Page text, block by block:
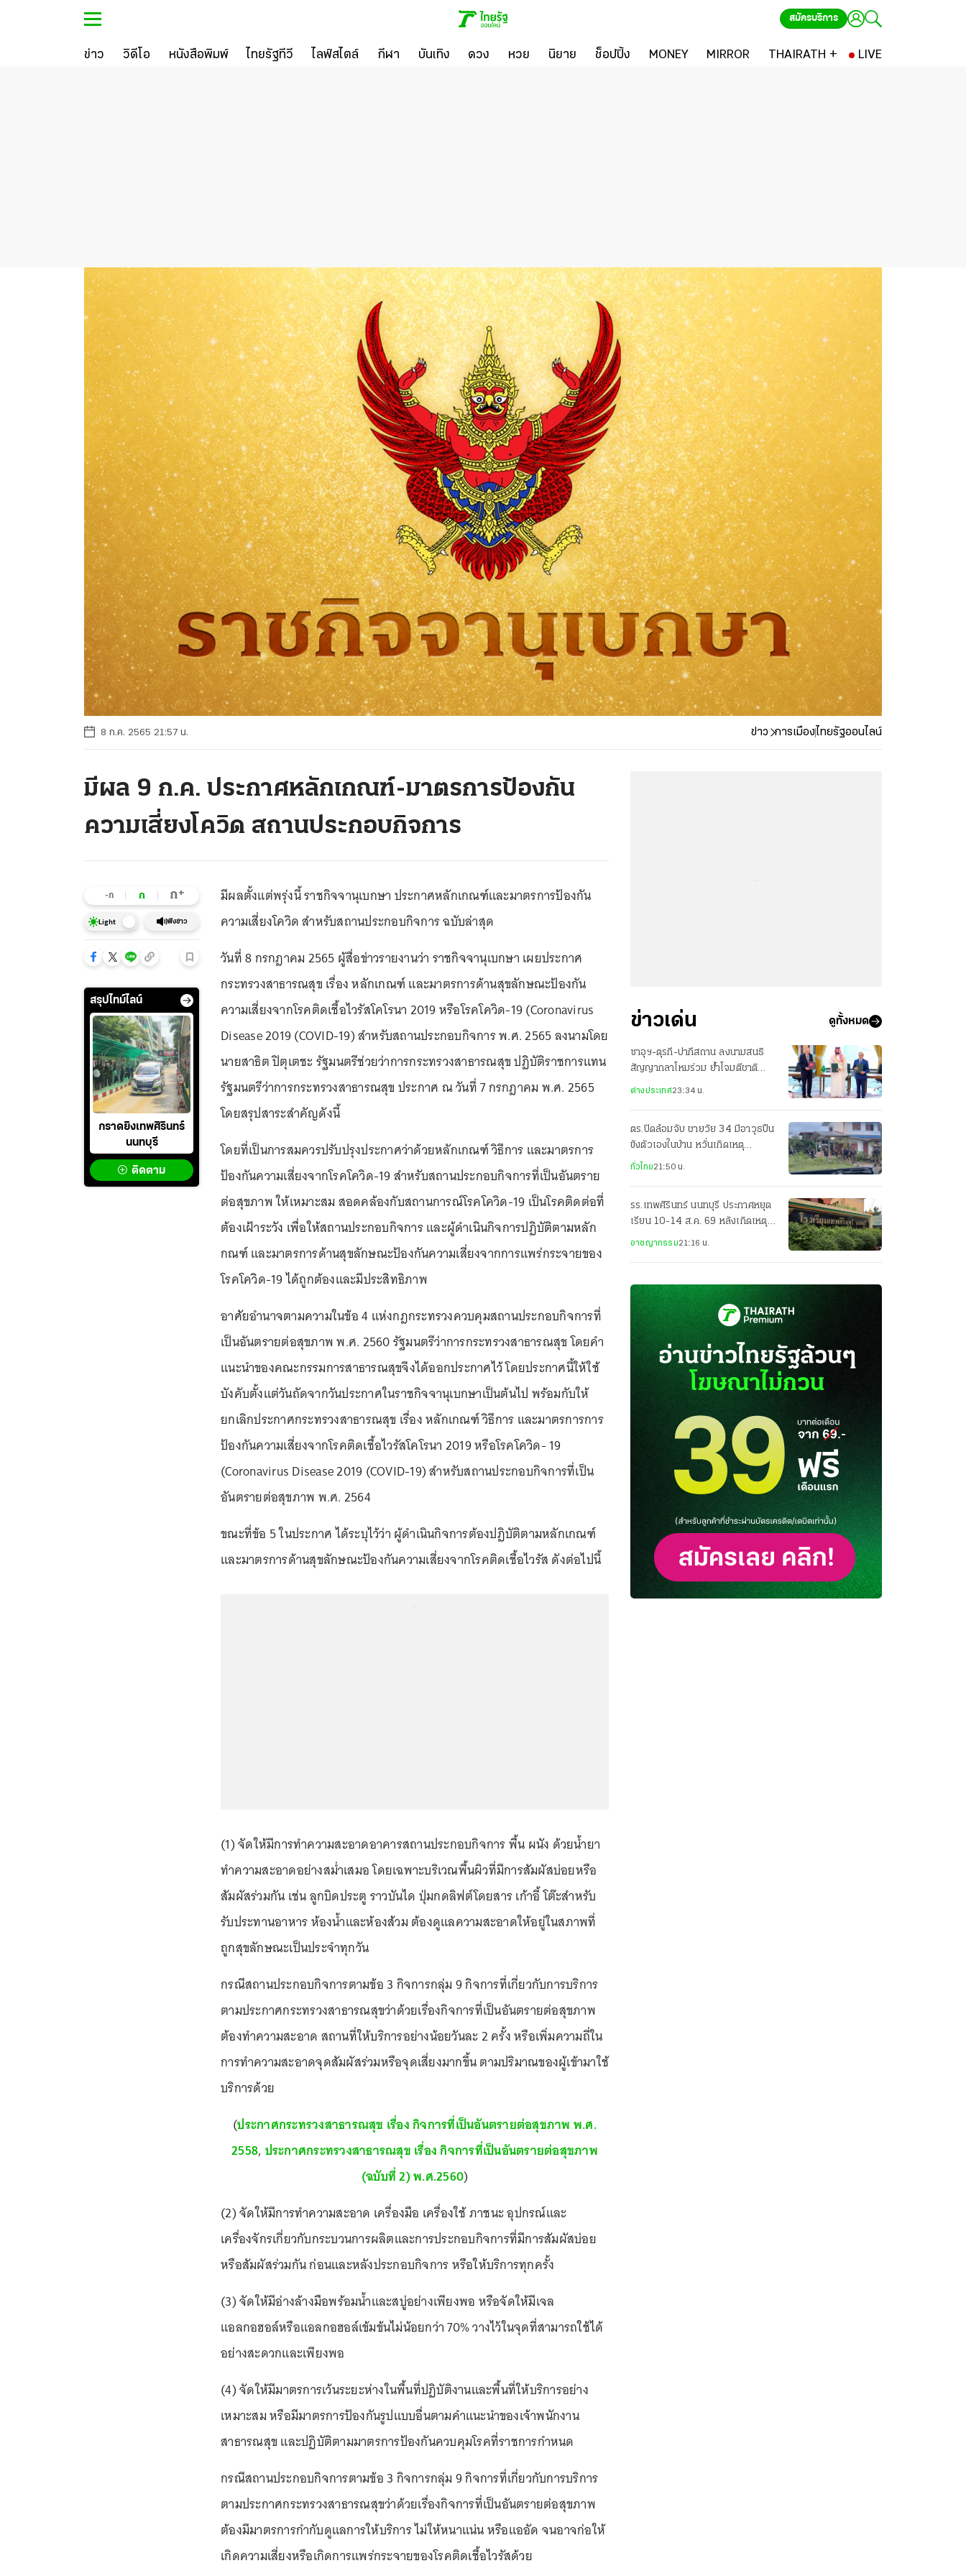
สมัครบริการ
ข่าว วิดีโอ หนังสือพิมพ์ ไทยรัฐทีวี ไลฟ์สไตล์ กีฬา บันเทิง ดวง หวย นิยาย ช็อปปิ้ง MONEY MIRROR THAIRATH + LIVE
8 ก.ค. 2565 21:57 น. ข่าว การเมืองไทยรัฐออนไลน์
มีผล 9 ก.ค. ประกาศหลักเกณฑ์-มาตรการป้องกัน
ความเสี่ยงโควิด สถานประกอบกิจการ
-ก ก ก+
Light ฟังข่าว
สรุปไทม์ไลน์
กราดยิงเทพศิรินทร์
นนทบุรี
ติดตาม
มีผลตั้งแต่พรุ่งนี้ ราชกิจจานุเบกษา ประกาศหลักเกณฑ์และมาตรการป้องกัน
ความเสี่ยงโควิด สำหรับสถานประกอบกิจการ ฉบับล่าสุด
วันที่ 8 กรกฎาคม 2565 ผู้สื่อข่าวรายงานว่า ราชกิจจานุเบกษา เผยประกาศ
กระทรวงสาธารณสุข เรื่อง หลักเกณฑ์ และมาตรการด้านสุขลักษณะป้องกัน
ความเสี่ยงจากโรคติดเชื้อไวรัสโคโรนา 2019 หรือโรคโควิด-19 (Coronavirus
Disease 2019 (COVID-19) สำหรับสถานประกอบกิจการ พ.ศ. 2565 ลงนามโดย
นายสาธิต ปิตุเตชะ รัฐมนตรีช่วยว่าการกระทรวงสาธารณสุข ปฏิบัติราชการแทน
รัฐมนตรีว่าการกระทรวงสาธารณสุข ประกาศ ณ วันที่ 7 กรกฎาคม พ.ศ. 2565
โดยสรุปสาระสำคัญดังนี้
โดยที่เป็นการสมควรปรับปรุงประกาศว่าด้วยหลักเกณฑ์ วิธีการ และมาตรการ
ป้องกันความเสี่ยงจากโรคโควิด-19 สำหรับสถานประกอบกิจการที่เป็นอันตราย
ต่อสุขภาพ ให้เหมาะสม สอดคล้องกับสถานการณ์โรคโควิด-19 เป็นโรคติดต่อที่
ต้องเฝ้าระวัง เพื่อให้สถานประกอบกิจการ และผู้ดำเนินกิจการปฏิบัติตามหลัก
กณฑ์ และมาตรการด้านสุขลักษณะป้องกันความเสี่ยงจากการแพร่กระจายของ
โรคโควิด-19 ได้ถูกต้องและมีประสิทธิภาพ
อาศัยอำนาจตามความในข้อ 4 แห่งกฎกระทรวงควบคุมสถานประกอบกิจการที่
เป็นอันตรายต่อสุขภาพ พ.ศ. 2560 รัฐมนตรีว่าการกระทรวงสาธารณสุข โดยคำ
แนะนำของคณะกรรมการสาธารณสุขจึงได้ออกประกาศไว้ โดยประกาศนี้ให้ใช้
บังคับตั้งแต่วันถัดจากวันประกาศในราชกิจจานุเบกษาเป็นต้นไป พร้อมกับให้
ยกเลิกประกาศกระทรวงสาธารณสุข เรื่อง หลักเกณฑ์ วิธีการ และมาตรการการ
ป้องกันความเสี่ยงจากโรคติดเชื้อไวรัสโคโรนา 2019 หรือโรคโควิด- 19
(Coronavirus Disease 2019 (COVID-19) สำหรับสถานประกอบกิจการที่เป็น
อันตรายต่อสุขภาพ พ.ศ. 2564
ขณะที่ข้อ 5 ในประกาศ ได้ระบุไว้ว่า ผู้ดำเนินกิจการต้องปฏิบัติตามหลักเกณฑ์
และมาตรการด้านสุขลักษณะป้องกันความเสี่ยงจากโรคติดเชื้อไวรัส ดังต่อไปนี้
(1) จัดให้มีการทำความสะอาดอาคารสถานประกอบกิจการ พื้น ผนัง ด้วยน้ำยา
ทำความสะอาดอย่างสม่ำเสมอ โดยเฉพาะบริเวณพื้นผิวที่มีการสัมผัสบ่อยหรือ
สัมผัสร่วมกัน เช่น ลูกบิดประตู ราวบันได ปุ่มกดลิฟต์โดยสาร เก้าอี้ โต๊ะสำหรับ
รับประทานอาหาร ห้องน้ำและห้องส้วม ต้องดูแลความสะอาดให้อยู่ในสภาพที่
ถูกสุขลักษณะเป็นประจำทุกวัน
กรณีสถานประกอบกิจการตามข้อ 3 กิจการกลุ่ม 9 กิจการที่เกี่ยวกับการบริการ
ตามประกาศกระทรวงสาธารณสุขว่าด้วยเรื่องกิจการที่เป็นอันตรายต่อสุขภาพ
ต้องทำความสะอาด สถานที่ให้บริการอย่างน้อยวันละ 2 ครั้ง หรือเพิ่มความถี่ใน
การทำความสะอาดจุดสัมผัสร่วมหรือจุดเสี่ยงมากขึ้น ตามปริมาณของผู้เข้ามาใช้
บริการด้วย
(ประกาศกระทรวงสาธารณสุข เรื่อง กิจการที่เป็นอันตรายต่อสุขภาพ พ.ศ.
2558, ประกาศกระทรวงสาธารณสุข เรื่อง กิจการที่เป็นอันตรายต่อสุขภาพ
(ฉบับที่ 2) พ.ศ.2560)
(2) จัดให้มีการทำความสะอาด เครื่องมือ เครื่องใช้ ภาชนะ อุปกรณ์และ
เครื่องจักรเกี่ยวกับกระบวนการผลิตและการประกอบกิจการที่มีการสัมผัสบ่อย
หรือสัมผัสร่วมกัน ก่อนและหลังประกอบกิจการ หรือให้บริการทุกครั้ง
(3) จัดให้มีอ่างล้างมือพร้อมน้ำและสบู่อย่างเพียงพอ หรือจัดให้มีเจล
แอลกอฮอล์หรือแอลกอฮอล์เข้มข้นไม่น้อยกว่า 70% วางไว้ในจุดที่สามารถใช้ได้
อย่างสะดวกและเพียงพอ
(4) จัดให้มีมาตรการเว้นระยะห่างในพื้นที่ปฏิบัติงานและพื้นที่ให้บริการอย่าง
เหมาะสม หรือมีมาตรการป้องกันรูปแบบอื่นตามคำแนะนำของเจ้าพนักงาน
สาธารณสุข และปฏิบัติตามมาตรการป้องกันควบคุมโรคที่ราชการกำหนด
กรณีสถานประกอบกิจการตามข้อ 3 กิจการกลุ่ม 9 กิจการที่เกี่ยวกับการบริการ
ตามประกาศกระทรวงสาธารณสุขว่าด้วยเรื่องกิจการที่เป็นอันตรายต่อสุขภาพ
ต้องมีมาตรการกำกับดูแลการให้บริการ ไม่ให้หนาแน่น หรือแออัด จนอาจก่อให้
เกิดความเสี่ยงหรือเกิดการแพร่กระจายของโรคติดเชื้อไวรัสด้วย
ข่าวเด่น ดูทั้งหมด
ซาอุฯ-ตุรกี-ปากีสถาน ลงนามสนธิ
สัญญากลาโหมร่วม ย้ำโจมตีชาติ
เดียวเท่ากับโจมตีทั้ง 3 ประเทศ
ต่างประเทศ23:34 น.
ตร.ปิดล้อมจับ ชายวัย 34 มีอาวุธปืน
ขังตัวเองในบ้าน หวั่นเกิดเหตุ
อันตราย
ทั่วไทย21:50 น.
รร.เทพศิรินทร์ นนทบุรี ประกาศหยุด
เรียน 10-14 ส.ค. 69 หลังเกิดเหตุก
อาชญากรรม21:16 น.